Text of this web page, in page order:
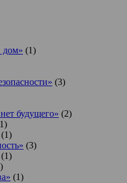
дом» (1)
(3)
будущего» (2)
(1)
(3)
(1)
(1)